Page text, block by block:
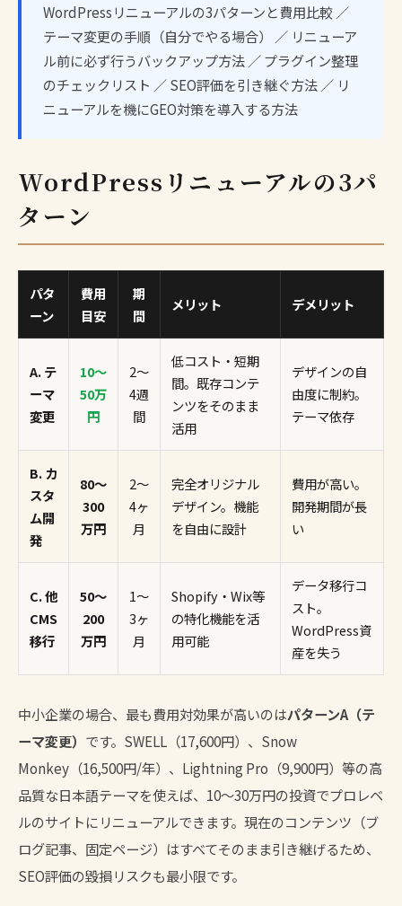
WordPressリニューアルの3パターンと費用比較 ／
テーマ変更の手順（自分でやる場合） ／ リニューア
ル前に必ず行うバックアップ方法 ／ プラグイン整理
のチェックリスト ／ SEO評価を引き継ぐ方法 ／ リ
ニューアルを機にGEO対策を導入する方法
WordPressリニューアルの3パ
ターン
パタ
ーン
費用
目安
期
間
メリット デメリット
A. テ
ーマ
変更
10〜
50万
円
2〜
4週
間
低コスト・短期
間。既存コンテ
ンツをそのまま
活用
デザインの自
由度に制約。
テーマ依存
B. カ
スタ
ム開
発
80〜
300
万円
2〜
4ヶ
月
完全オリジナル
デザイン。機能
を自由に設計
費用が高い。
開発期間が長
い
C. 他
CMS
移行
50〜
200
万円
1〜
3ヶ
月
Shopify・Wix等
の特化機能を活
用可能
データ移行コ
スト。
WordPress資
産を失う
中小企業の場合、最も費用対効果が高いのはパターンA（テ
ーマ変更） です。SWELL（17,600円）、Snow
Monkey（16,500円/年）、Lightning Pro（9,900円）等の高
品質な日本語テーマを使えば、10〜30万円の投資でプロレベ
ルのサイトにリニューアルできます。現在のコンテンツ（ブ
ログ記事、固定ページ）はすべてそのまま引き継げるため、
SEO評価の毀損リスクも最小限です。